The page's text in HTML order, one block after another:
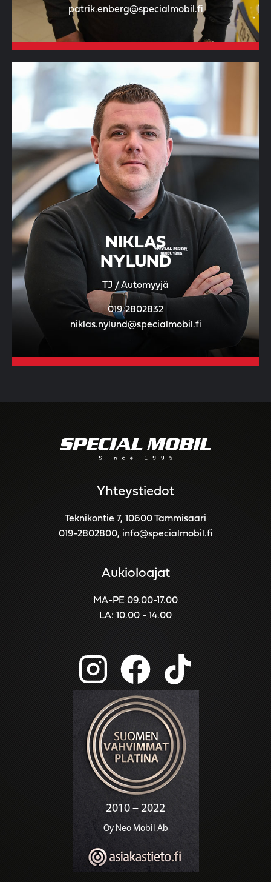
patrik.enberg@specialmobil.fi
NIKLAS
NYLUND
TJ / Automyyjä
019 2802832
niklas.nylund@specialmobil.fi
Yhteystiedot
Teknikontie 7, 10600 Tammisaari
019-2802800, info@specialmobil.fi
Aukioloajat
MA-PE 09.00-17.00
LA: 10.00 - 14.00